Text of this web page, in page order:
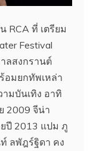
RCA ที่ เตรียม
Festival
ลสงกรานต์
อมยกทัพเหล่า
ามบันเทิง อาทิ
2009 จีน่า
ปี 2013 แปม ภู
ลพัฎร์ฐิดา คง